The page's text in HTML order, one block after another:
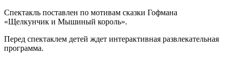
Спектакль поставлен по мотивам сказки Гофмана
«Щелкунчик и Мышиный король».
Перед спектаклем детей ждет интерактивная развлекательная
программа.